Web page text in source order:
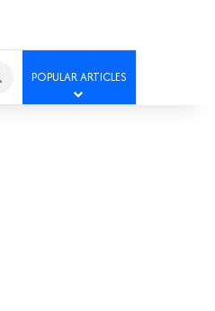
Search
for
POPULAR ARTICLES